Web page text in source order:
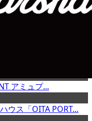
アミュプ...
ウス「OITA PORT...